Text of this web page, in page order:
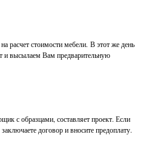
расчет стоимости мебели. В этот же день
и высылаем Вам предварительную
с образцами, составляет проект. Если
договор и вносите предоплату.